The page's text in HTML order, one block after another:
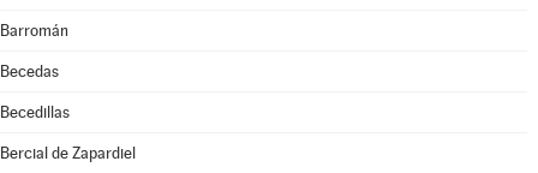
Barromán
Becedas
Becedillas
Bercial de Zapardiel